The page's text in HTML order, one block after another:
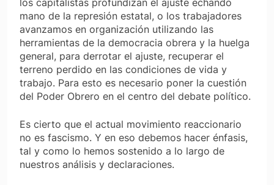
mano de la represión estatal, o los trabajadores
avanzamos en organización utilizando las
herramientas de la democracia obrera y la huelga
general, para derrotar el ajuste, recuperar el
terreno perdido en las condiciones de vida y
trabajo. Para esto es necesario poner la cuestión
del Poder Obrero en el centro del debate político.
Es cierto que el actual movimiento reaccionario
no es fascismo. Y en eso debemos hacer énfasis,
tal y como lo hemos sostenido a lo largo de
nuestros análisis y declaraciones.